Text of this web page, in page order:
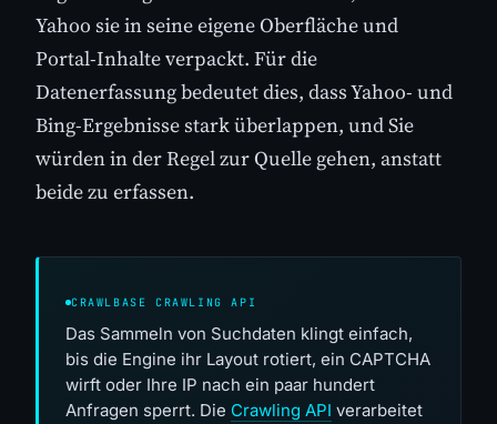
Yahoo sie in seine eigene Oberfläche und
Portal-Inhalte verpackt. Für die
Datenerfassung bedeutet dies, dass Yahoo- und
Bing-Ergebnisse stark überlappen, und Sie
würden in der Regel zur Quelle gehen, anstatt
beide zu erfassen.
CRAWLBASE CRAWLING API
Das Sammeln von Suchdaten klingt einfach,
bis die Engine ihr Layout rotiert, ein CAPTCHA
wirft oder Ihre IP nach ein paar hundert
Anfragen sperrt. Die Crawling API verarbeitet